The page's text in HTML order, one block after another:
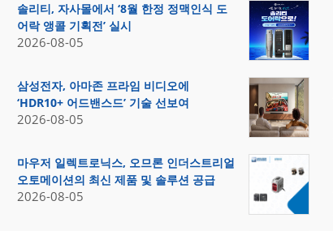
솔리티, 자사몰에서 ‘8월 한정 정맥인식 도
어락 앵콜 기획전’ 실시
2026-08-05
삼성전자, 아마존 프라임 비디오에
‘HDR10+ 어드밴스드’ 기술 선보여
2026-08-05
마우저 일렉트로닉스, 오므론 인더스트리얼
오토메이션의 최신 제품 및 솔루션 공급
2026-08-05